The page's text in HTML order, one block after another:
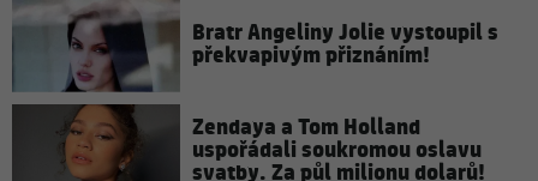
Bratr Angeliny Jolie vystoupil s
překvapivým přiznáním!
Zendaya a Tom Holland
uspořádali soukromou oslavu
svatby. Za půl milionu dolarů!